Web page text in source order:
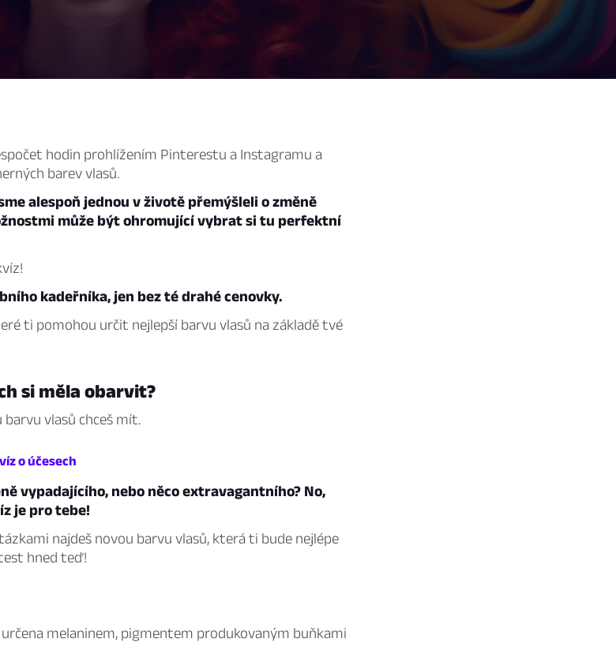
hodin prohlížením Pinterestu a Instagramu a
barev vlasů.
alespoň jednou v životě přemýšleli o změně
může být ohromující vybrat si tu perfektní
kadeřníka, jen bez té drahé cenovky.
ti pomohou určit nejlepší barvu vlasů na základě tvé
si měla obarvit?
barvu vlasů chceš mít.
o účesech
vypadajícího, nebo něco extravagantního? No,
je pro tebe!
najdeš novou barvu vlasů, která ti bude nejlépe
hned teď!
melaninem, pigmentem produkovaným buňkami